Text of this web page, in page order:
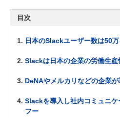
目次
日本のSlackユーザー数は50
Slackは日本の企業の労働生
DeNAやメルカリなどの企業
Slackを導入し社内コミュニ
フー